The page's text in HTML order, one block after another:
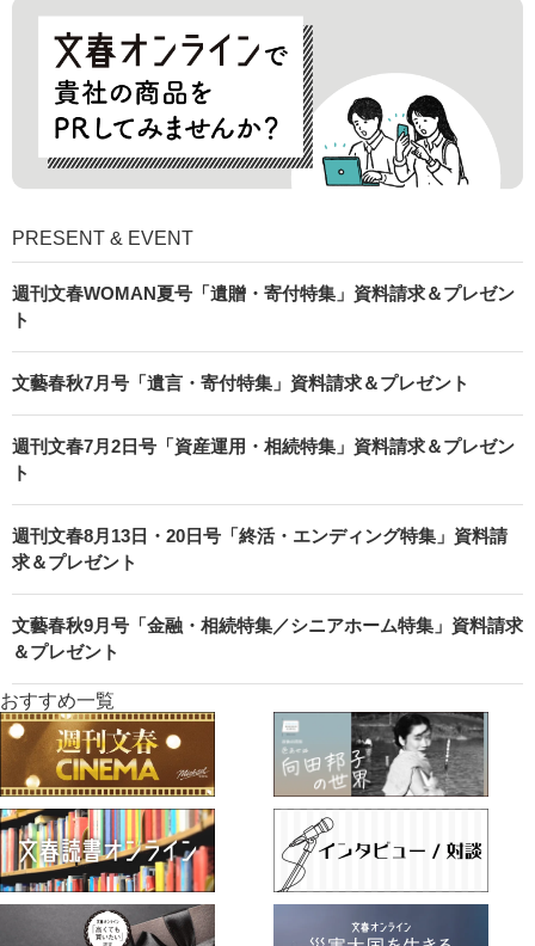
PRESENT & EVENT
週刊文春WOMAN夏号「遺贈・寄付特集」資料請求＆プレゼン
ト
文藝春秋7月号「遺言・寄付特集」資料請求＆プレゼント
週刊文春7月2日号「資産運用・相続特集」資料請求＆プレゼン
ト
週刊文春8月13日・20日号「終活・エンディング特集」資料請
求＆プレゼント
文藝春秋9月号「金融・相続特集／シニアホーム特集」資料請求
＆プレゼント
おすすめ一覧